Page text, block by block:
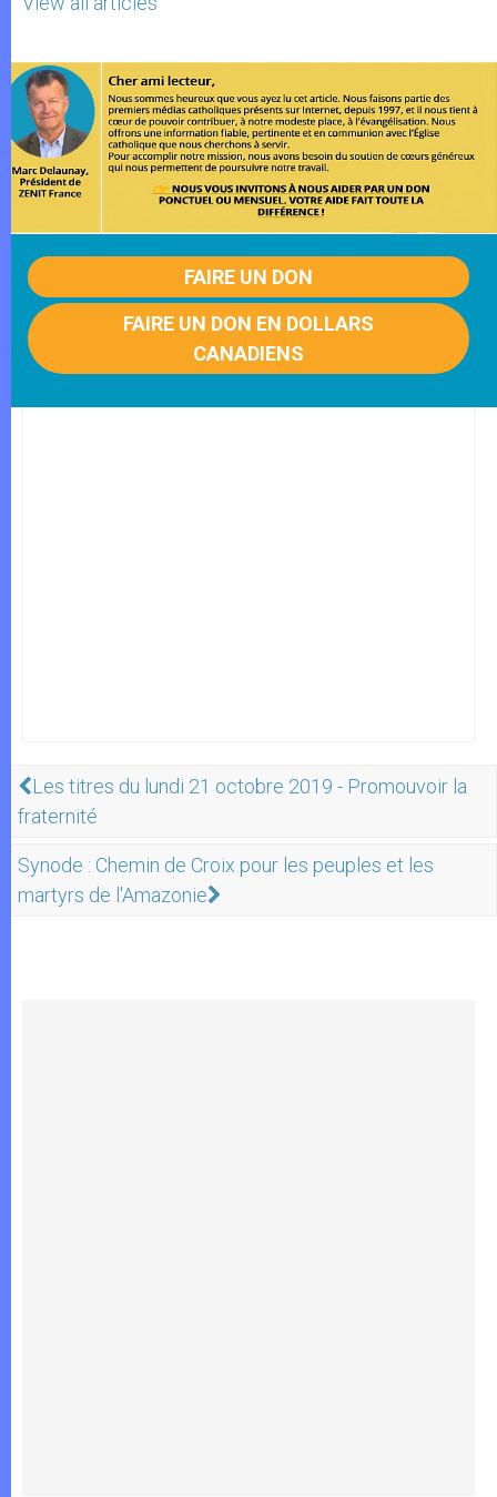
FAIRE UN DON
FAIRE UN DON EN DOLLARS
CANADIENS
Les titres du lundi 21 octobre 2019 - Promouvoir la
fraternité
Synode : Chemin de Croix pour les peuples et les
martyrs de l'Amazonie